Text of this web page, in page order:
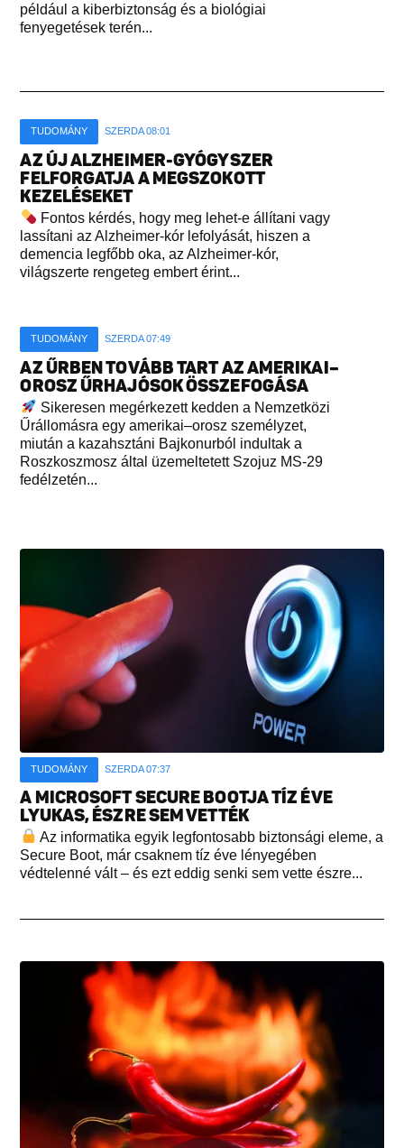
például a kiberbiztonság és a biológiai
fenyegetések terén...
TUDOMÁNY SZERDA 08:01
AZ ÚJ ALZHEIMER-GYÓGYSZER
FELFORGATJA A MEGSZOKOTT
KEZELÉSEKET
Fontos kérdés, hogy meg lehet-e állítani vagy
lassítani az Alzheimer-kór lefolyását, hiszen a
demencia legfőbb oka, az Alzheimer-kór,
világszerte rengeteg embert érint...
TUDOMÁNY SZERDA 07:49
AZ ŰRBEN TOVÁBB TART AZ AMERIKAI–
OROSZ ŰRHAJÓSOK ÖSSZEFOGÁSA
Sikeresen megérkezett kedden a Nemzetközi
Űrállomásra egy amerikai–orosz személyzet,
miután a kazahsztáni Bajkonurból indultak a
Roszkoszmosz által üzemeltetett Szojuz MS-29
fedélzetén...
TUDOMÁNY SZERDA 07:37
A MICROSOFT SECURE BOOTJA TÍZ ÉVE
LYUKAS, ÉSZRE SEM VETTÉK
Az informatika egyik legfontosabb biztonsági eleme, a
Secure Boot, már csaknem tíz éve lényegében
védtelenné vált – és ezt eddig senki sem vette észre...